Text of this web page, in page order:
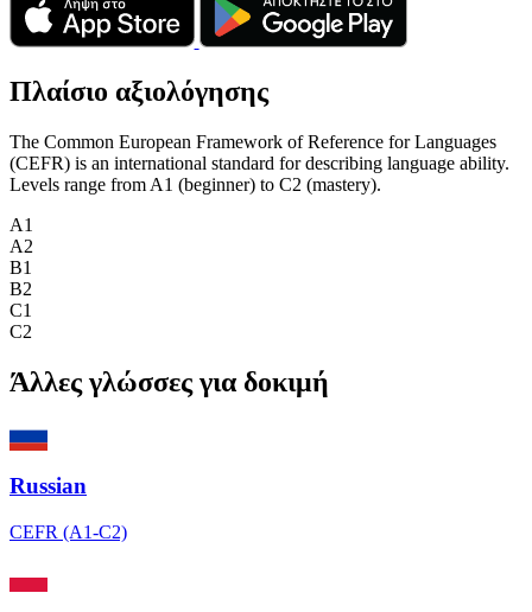
Πλαίσιο αξιολόγησης
The Common European Framework of Reference for Languages
(CEFR) is an international standard for describing language ability.
Levels range from A1 (beginner) to C2 (mastery).
A1
A2
B1
B2
C1
C2
Άλλες γλώσσες για δοκιμή
Russian
CEFR (A1-C2)